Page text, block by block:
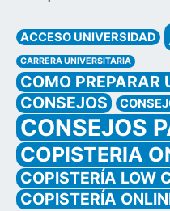
ACCESO UNIVERSIDAD
CARRERA UNIVERSITARIA
COMO PREPARAR
CONSEJOS
CONSEJOS
COPISTERIA
COPISTERÍA LOW
COPISTERÍA